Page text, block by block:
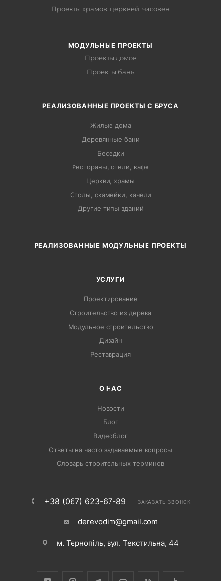
Проекты храмов, церквей, часовен
МОДУЛЬНЫЕ ПРОЕКТЫ
Проекты домов
Проекты бань
РЕАЛИЗОВАННЫЕ ПРОЕКТЫ С БРУСА
Жилые дома
Деревянные бани
Беседки
Рестораны, отели, кафе
Церкви, храмы
Столы, скамейки, качели
Другие типы зданий
РЕАЛИЗОВАННЫЕ МОДУЛЬНЫЕ ПРОЕКТЫ
УСЛУГИ
Проектирование
Строительство из дерева
Модульное строительство
Дизайн
Pеставрация
О НАС
Новости
Блог
Видеоблог
Ответы на часто задаваемые вопросы
Словарь строительных терминов
+38 (067) 623-67-89 ЗАКАЗАТЬ ЗВОНОК
derevodim@gmail.com
м. Тернопіль, вул. Текстильна, 44